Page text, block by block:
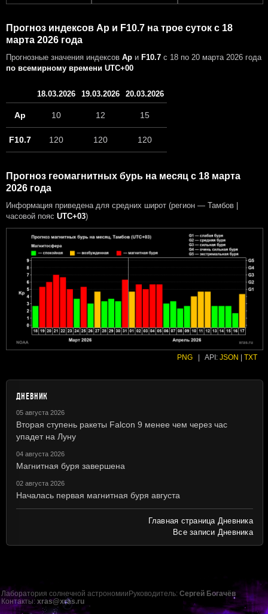
Прогноз индексов Ap и F10.7 на трое суток с 18
марта 2026 года
Прогнозные значения индексов Ap и F10.7 с 18 по 20 марта 2026 года
по всемирному времени UTC+00
18.03.2026 19.03.2026 20.03.2026
Ap 10 12 15
F10.7 120 120 120
Прогноз геомагнитных бурь на месяц с 18 марта
2026 года
Информация приведена для средних широт (регион — Тамбов |
часовой пояс UTC+03)
PNG API: JSON TXT
ДНЕВНИК
05 августа 2026
Вторая ступень ракеты Falcon 9 менее чем через час
упадет на Луну
04 августа 2026
Магнитная буря завершена
02 августа 2026
Началась первая магнитная буря августа
Главная страница Дневника
Все записи Дневника
Лаборатория солнечной астрономии Руководитель: Сергей Богачёв
Контакты: xras@xras.ru